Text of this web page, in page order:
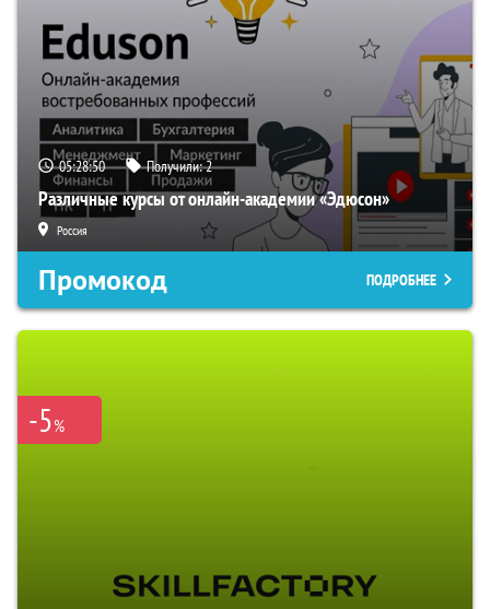
05:28:49 Получили:2
Различные курсы от онлайн-академии «Эдюсон»
Россия
Промокод ПОДРОБНЕЕ
-5%